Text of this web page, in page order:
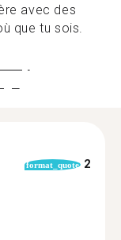
avec des
que tu sois.
format_quote 2